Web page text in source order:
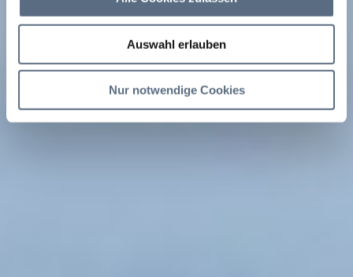
Auswahl erlauben
Nur notwendige Cookies